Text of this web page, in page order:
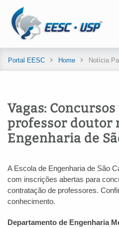
Portal EESC Home Notícia
Vagas:
professor doutor
Engenharia de
A Escola de Engenharia de São
com inscrições abertas para
contratação de professores.
conhecimento.
Departamento de Engenharia